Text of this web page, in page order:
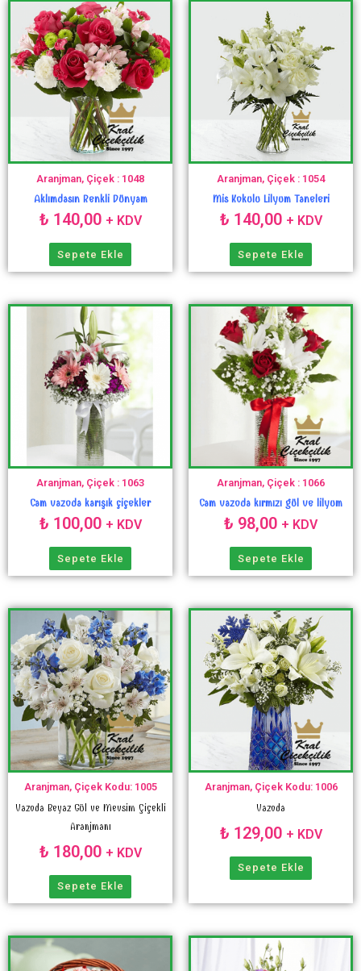
Aranjman, Çiçek : 1048
Aklımdasın Renkli Dünyam
₺ 140,00 + KDV
Sepete Ekle
Aranjman, Çiçek : 1054
Mis Kokulu Lilyum Taneleri
₺ 140,00 + KDV
Sepete Ekle
Aranjman, Çiçek : 1063
Cam vazoda karışık çiçekler
₺ 100,00 + KDV
Sepete Ekle
Aranjman, Çiçek : 1066
Cam vazoda kırmızı gül ve lilyum
₺ 98,00 + KDV
Sepete Ekle
Aranjman, Çiçek Kodu: 1005
Vazoda Beyaz Gül ve Mevsim Çiçekli
Aranjmanı
₺ 180,00 + KDV
Sepete Ekle
Aranjman, Çiçek Kodu: 1006
Vazoda
₺ 129,00 + KDV
Sepete Ekle